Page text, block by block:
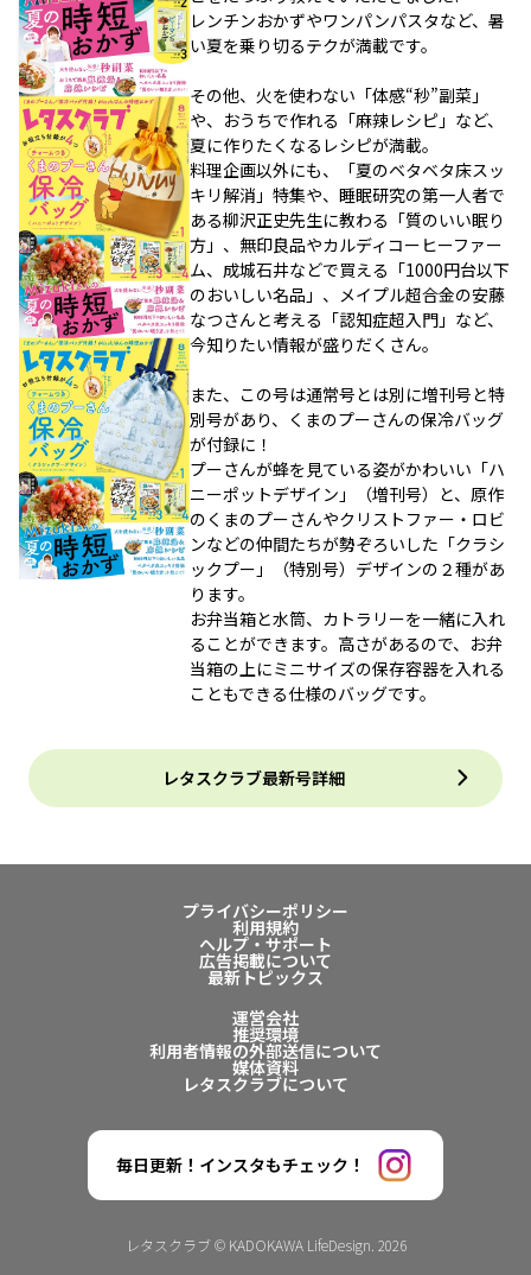
レンチンおかずやワンパンパスタなど、暑
い夏を乗り切るテクが満載です。
その他、火を使わない「体感“秒”副菜」
や、おうちで作れる「麻辣レシピ」など、
夏に作りたくなるレシピが満載。
料理企画以外にも、「夏のベタベタ床スッ
キリ解消」特集や、睡眠研究の第一人者で
ある柳沢正史先生に教わる「質のいい眠り
方」、無印良品やカルディコーヒーファー
ム、成城石井などで買える「1000円台以下
のおいしい名品」、メイプル超合金の安藤
なつさんと考える「認知症超入門」など、
今知りたい情報が盛りだくさん。
また、この号は通常号とは別に増刊号と特
別号があり、くまのプーさんの保冷バッグ
が付録に！
プーさんが蜂を見ている姿がかわいい「ハ
ニーポットデザイン」（増刊号）と、原作
のくまのプーさんやクリストファー・ロビ
ンなどの仲間たちが勢ぞろいした「クラシ
ックプー」（特別号）デザインの２種があ
ります。
お弁当箱と水筒、カトラリーを一緒に入れ
ることができます。高さがあるので、お弁
当箱の上にミニサイズの保存容器を入れる
こともできる仕様のバッグです。
レタスクラブ最新号詳細
プライバシーポリシー
利用規約
ヘルプ・サポート
広告掲載について
最新トピックス
運営会社
推奨環境
利用者情報の外部送信について
媒体資料
レタスクラブについて
毎日更新！インスタもチェック！
レタスクラブ © KADOKAWA LifeDesign. 2026